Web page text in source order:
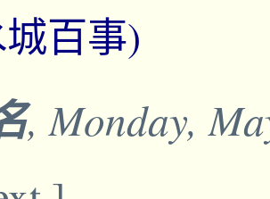
百事)
, Monday,